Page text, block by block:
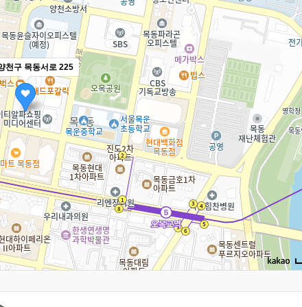
천구 목동서로 225